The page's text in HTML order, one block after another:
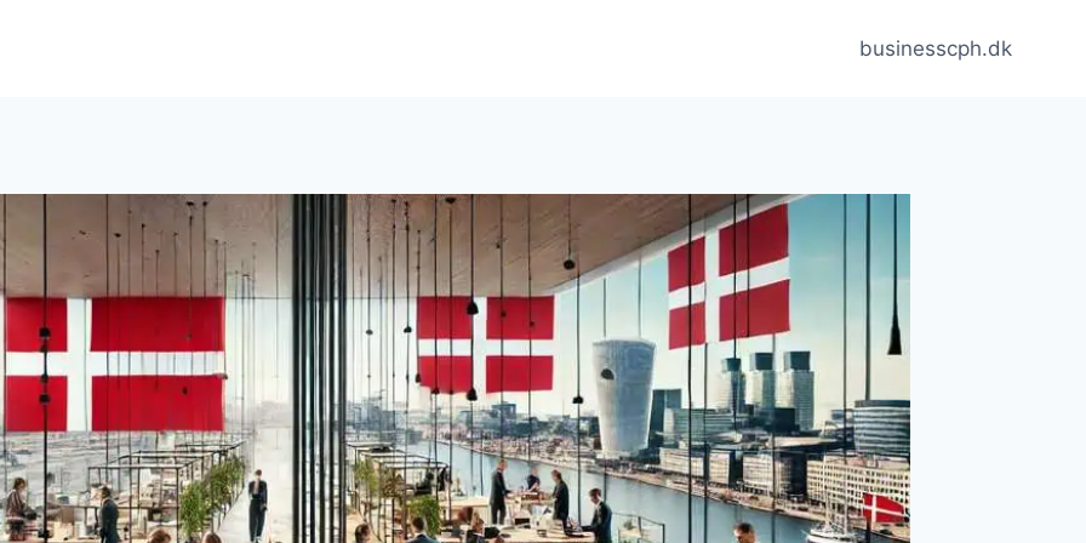
businesscph.dk